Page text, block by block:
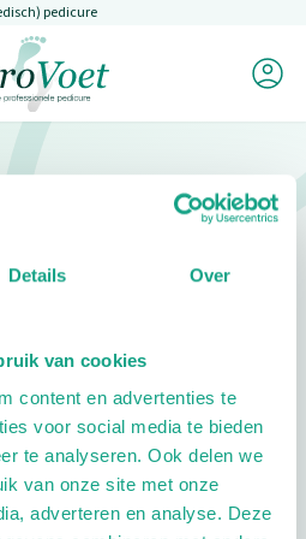
Details Over
van cookies
content en advertenties te
voor social media te bieden
te analyseren. Ook delen we
van onze site met onze
adverteren en analyse. Deze
gaanpedicure
de homepagina
Mijn
gevonden